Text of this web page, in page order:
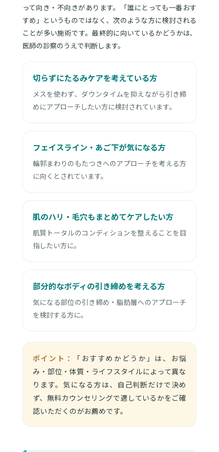
って向き・不向きがあります。「誰にとっても一番おす
すめ」というものではなく、次のような方に検討される
ことが多い施術です。最終的に向いているかどうかは、
医師の診察のうえで判断します。
切らずにたるみケアを考えている方
メスを使わず、ダウンタイムを抑えながら引き締
めにアプローチしたい方に検討されています。
フェイスライン・あご下が気になる方
輪郭まわりのもたつきへのアプローチを考える方
に向くとされています。
肌のハリ・毛穴もまとめてケアしたい方
肌質トータルのコンディションを整えることを目
指したい方に。
部分的なボディの引き締めを考える方
気になる部位の引き締め・脂肪層へのアプローチ
を検討する方に。
ポイント：
「おすすめかどうか」は、お悩
み・部位・体質・ライフスタイルによって異な
ります。気になる方は、自己判断だけで決め
ず、無料カウンセリングで適しているかをご確
認いただくのがお薦めです。